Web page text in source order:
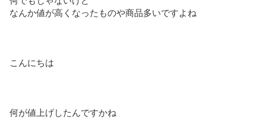
なんか値が高くなったものや商品多いですよね
こんにちは
何が値上げしたんですかね